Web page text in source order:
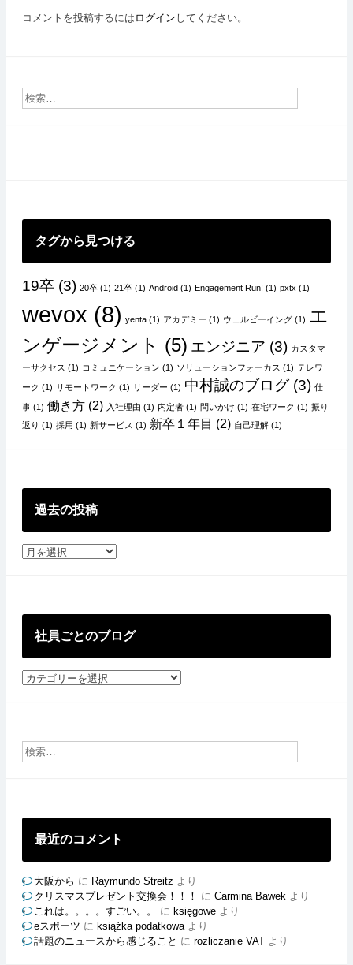
ゲ
ョ
ン
コメントを投稿するには ログイン してください。
タグから見つける
19卒(3) 20卒(1) 21卒(1) Android(1) Engagement Run! (1) pxtx (1)
wevox (8) yenta(1) アカデミー (1) ウェルビーイング(1) エ
ンゲージメント (5) エンジニア (3) カスタマ
ーサクセス (1) コミュニケーション (1) ソリューションフォーカス (1) テレワ
ーク (1) リモートワーク (1) リーダー (1) 中村誠のブログ(3) 仕
事(1) 働き方(2) 入社理由 (1) 内定者(1) 問いかけ (1) 在宅ワーク (1) 振り
返り (1) 採用 (1) 新サービス (1) 新卒１年目 (2) 自己理解(1)
過去の投稿
過
社員ごとのブログ
社
ブ
最近のコメント
大阪から に Raymundo Streitz より
クリスマスプレゼント交換会！！！
に Carmina Bawekより
これは。。。。すごい。。
に księgoweより
eスポーツ に książka podatkowaより
話題のニュースから感じること に rozliczanie VATより